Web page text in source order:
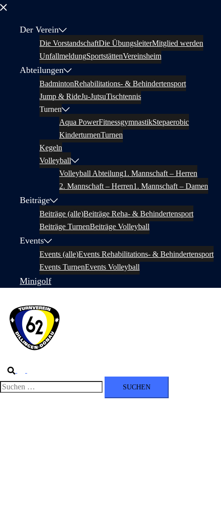
Menü
Der Verein
Die VorstandschaftDie ÜbungsleiterMitglied werden
UnfallmeldungSportstättenVereinsheim
Abteilungen
BadmintonRehabilitations- & Behindertensport
Jump & RideJu-JutsuTischtennis
Turnen
Aqua PowerFitnessgymnastikStepaerobic
KinderturnenTurnen
Kegeln
Volleyball
Volleyball Abteilung1. Mannschaft – Herren
2. Mannschaft – Herren1. Mannschaft – Damen
Beiträge
Beiträge (alle)Beiträge Reha- & Behindertensport
Beiträge TurnenBeiträge Volleyball
Events
Events (alle)Events Rehabilitations- & Behindertensport
Events TurnenEvents Volleyball
Minigolf
Suche
umschalten
Suchen